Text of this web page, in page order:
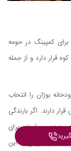
برای کمپینگ در حومه
قرار دارد و از جمله
بوژان را انتخاب
دارند. اگر بارندگی
دیده می‌شوند. برای
پیاده روی، راه است در صورتی که این